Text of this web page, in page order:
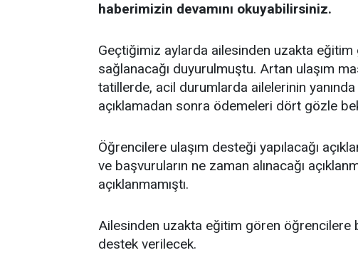
haberimizin devamını okuyabilirsiniz.
Geçtiğimiz aylarda ailesinden uzakta
sağlanacağı duyurulmuştu. Artan ulaşım
tatillerde, acil durumlarda ailelerinin
açıklamadan sonra ödemeleri dört gözle
Öğrencilere ulaşım desteği yapılacağı
ve başvuruların ne zaman alınacağı
açıklanmamıştı.
Ailesinden uzakta eğitim gören öğrencilere
destek verilecek.